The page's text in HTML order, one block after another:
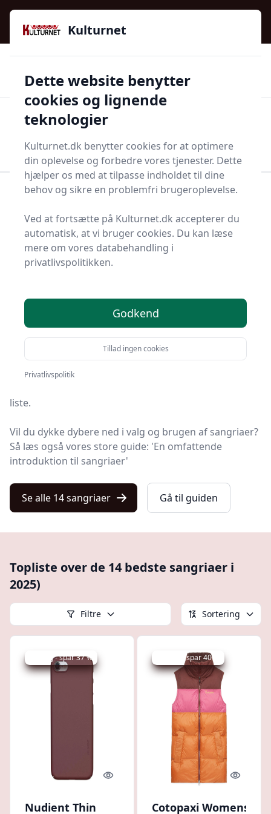
Kulturnet - Alt Det Gode I Livet | Din Kulturguide Siden
2016
97 kategorier 👍Kun godkendte butikker
Start søgning
Husholdning
Mad og drikke
Topliste over de 14
bedste sangriaer i 2025
Du er kommet til det rette sted! På Kulturnet har vi
udvalgt 14 af de bedste sangriaer, så du får det
optimale køb.
Så uanset om du vægter høj kvalitet, allerede har en
specifik model i tankerne, leder efter gode priser eller
liste.
Vil du dykke dybere ned i valg og brugen af sangriaer?
Så læs også vores store guide: 'En omfattende
introduktion til sangriaer'
Se alle 14 sangriaer Gå til guiden
Topliste over de 14 bedste sangriaer i
2025)
Filtre Sortering
Udsalg - spar 37 %
Quick look
Nudient Thin
Udsalg - spar 40 %
Quick
Cotopaxi Womens
Kulturnet
Dette website benytter
cookies og lignende
teknologier
Kulturnet.dk benytter cookies for at optimere
din oplevelse og forbedre vores tjenester. Dette
hjælper os med at tilpasse indholdet til dine
behov og sikre en problemfri brugeroplevelse.
Ved at fortsætte på Kulturnet.dk accepterer du
automatisk, at vi bruger cookies. Du kan læse
mere om vores databehandling i
privatlivspolitikken.
Godkend
Tillad ingen cookies
Privatlivspolitik